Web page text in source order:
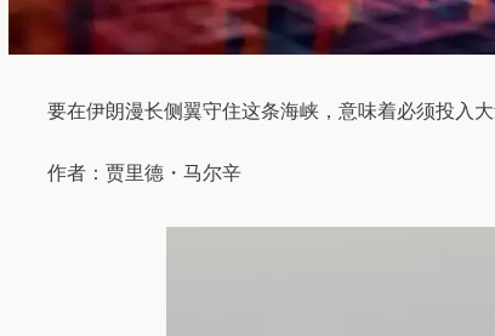
要在伊朗漫长侧翼守住这条海峡，意味着必须投入
作者：贾里德・马尔辛